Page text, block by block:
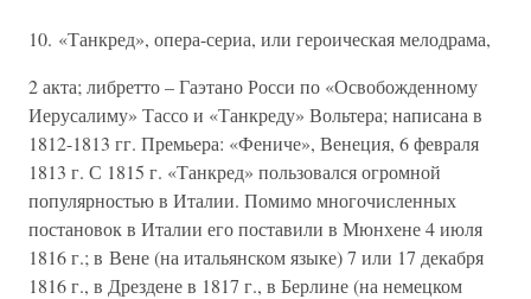
10. «Танкред», опера-сериа, или героическая мелодрама,
2 акта; либретто – Гаэтано Росси по «Освобожденному
Иерусалиму» Тассо и «Танкреду» Вольтера; написана в
1812-1813 гг. Премьера: «Фениче», Венеция, 6 февраля
1813 г. С 1815 г. «Танкред» пользовался огромной
популярностью в Италии. Помимо многочисленных
постановок в Италии его поставили в Мюнхене 4 июля
1816 г.; в Вене (на итальянском языке) 7 или 17 декабря
1816 г., в Дрездене в 1817 г., в Берлине (на немецком